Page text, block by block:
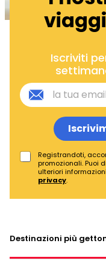
Iscriviti
Registrandoti,
promozionali. Puoi
ulteriori
privacy.
Destinazioni più